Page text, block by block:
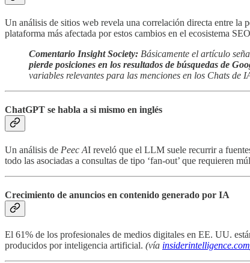
Un análisis de sitios web revela una correlación directa entre
plataforma más afectada por estos cambios en el ecosistema
Comentario Insight Society: Básicamente el artículo
pierde posiciones en los resultados de búsquedas de
variables relevantes para las menciones en los Chats de
ChatGPT se habla a si mismo en inglés
Un análisis de Peec AI reveló que el LLM suele recurrir a
todo las asociadas a consultas de tipo ‘fan-out’ que requieren
Crecimiento de anuncios en contenido generado por IA
El 61% de los profesionales de medios digitales en EE. UU.
producidos por inteligencia artificial. (vía insiderintelligence.com